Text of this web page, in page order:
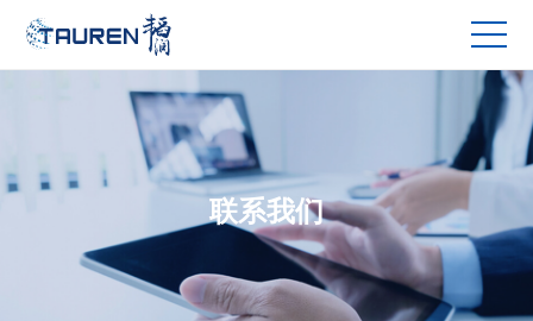
联系我们